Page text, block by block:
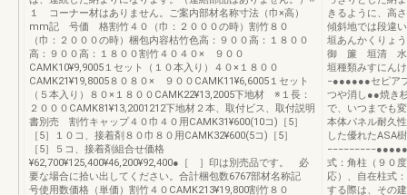
１ コーナー材はありません。ご案内部材名称寸法（巾×高）
mm記 号価 格割竹４０（巾：２０００の時）割竹８０
（巾：２０００の時）梱包内容枯竹色高：９００高：１８００
高：９００高：１８００割竹４０４０× ９００
CAMK10¥9,9005１セット（１０本入り）４０×１８００
CAMK21¥19,8005８０８０× ９００CAMK11¥6,6005１セット
（５本入り）８０×１８００CAMK22¥13,2005下地材 ※１長：
２０００CAMK81¥13,2001212下地材２本、取付ビス、取付説明
書別売 割竹キャップ４０巾４０用CAMK31¥600(10コ)［5］
［5］１０コ、接着剤８０巾８０用CAMK32¥600(5コ)［5］
［5］５コ、接着剤組合せ価格
¥62,700¥125,400¥46,200¥92,400●［ ］印は別売品です。 必
要な場合に拾い出してください。合計梱包数6767部材名称記
号使用数価格（単価）割竹４０CAMK213¥19,800割竹８０
きるように、高
傾斜地では段違
垣あんかくりょ
御 簾 垣清 水
垣種類みすにん
−●●●●●●セピア
つや消し●●焼き
で、いつまでも
本体パネル耐久
した優れたASA
式：角柱（９０
応）、自在柱式
する際は、その